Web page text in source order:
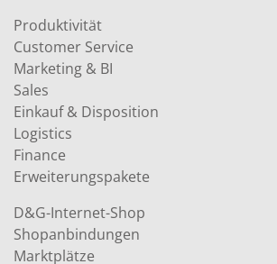
Produktivität
Customer Service
Marketing & BI
Sales
Einkauf & Disposition
Logistics
Finance
Erweiterungspakete
D&G-Internet-Shop
Shopanbindungen
Marktplätze